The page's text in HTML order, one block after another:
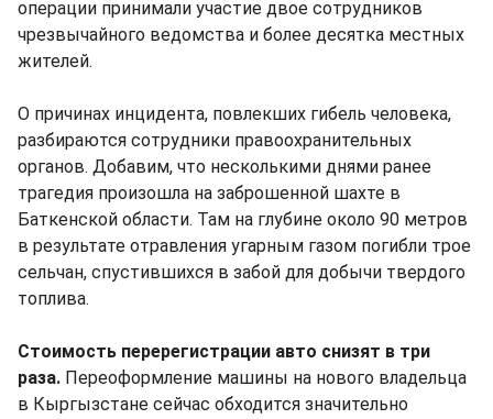
операции принимали участие двое сотрудников
чрезвычайного ведомства и более десятка местных
жителей.
О причинах инцидента, повлекших гибель человека,
разбираются сотрудники правоохранительных
органов. Добавим, что несколькими днями ранее
трагедия произошла на заброшенной шахте в
Баткенской области. Там на глубине около 90 метров
в результате отравления угарным газом погибли трое
сельчан, спустившихся в забой для добычи твердого
топлива.
Стоимость перерегистрации авто снизят в три
раза. Переоформление машины на нового владельца
в Кыргызстане сейчас обходится значительно